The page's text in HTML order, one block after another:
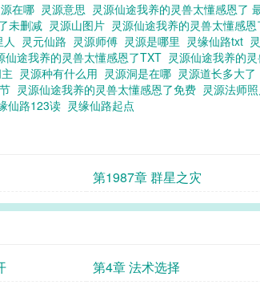
在哪 灵源意思 灵源仙途我养的灵兽太懂感恩了
未删减 灵源山图片 灵源仙途我养的灵兽太懂感
人 灵元仙路 灵源师傅 灵源是哪里 灵缘仙路txt
仙途我养的灵兽太懂感恩了TXT 灵源仙途我养的
灵源种有什么用 灵源洞是在哪 灵源道长多大了
灵源仙途我养的灵兽太懂感恩了免费 灵源法师
仙路123读 灵缘仙路起点
第1987章 群星之灾
第4章 法术选择